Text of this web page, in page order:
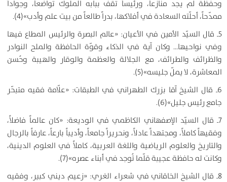
وحفظة لم يجد منازعاً، ورئيساً تقف ببابه الملوك تواضعاً، وجواداً
ممدّحاً، أحلّته السعادة في أفلاكها، بدراً طالعاً من بيت علم وأدب»(4).
5ـ قال السيّد الأمين في الأعيان: «عالم البصرة والرئيس المطاع فيها
وفي نواحيها… وكان آية في الذكاء وقوّة الحافظة والملح النوادر
والظرائف والطرائف، مع الجلالة والعظمة والوقار والهيبة وحُسن
المعاشرة، لا يملّ جليسه»(5).
6ـ قال الشيخ آقا بزرك الطهراني في الطبقات: «علّامة فقيه متبحّر
جامع رئيس جليل»(6).
7ـ قال السيّد الإصفهاني الكاظمي في الوديعة: «كان عالماً فاضلاً،
وفقيهاً كاملاً، ومجتهداً عادلاً، ونحريراً جامعاً، وأديباً بارعاً، عارفاً بالرجال
والتاريخ والعلوم الرياضية واللغة العربية، كاملاً في العلوم الدينية،
وكانت له حافظة عجيبة قلّما تُوجد في أبناء عصره»(7).
8ـ قال الشيخ الخاقاني في شعراء الغري: «زعيم ديني كبير، وفقيه